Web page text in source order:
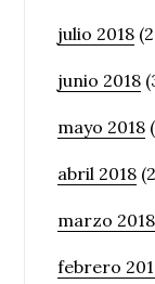
julio 2018
junio 2018
mayo 2018
abril 2018
marzo 2018
febrero